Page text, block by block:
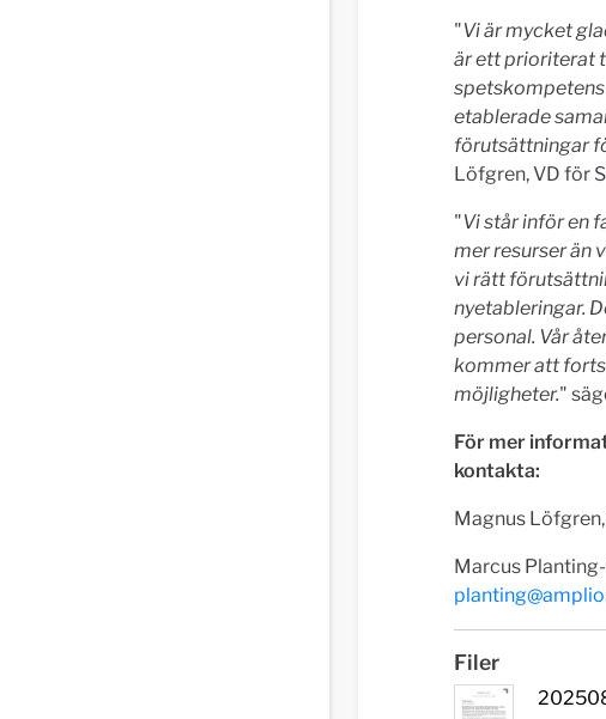
"Vi är mycket
är ett prioriterat
etablerade
förutsättningar
Löfgren, VD för
"Vi står inför en
mer resurser än
vi rätt
nyetableringar.
personal. Vår
kommer att
möjligheter."
För mer
kontakta:
Magnus
Marcus
Filer